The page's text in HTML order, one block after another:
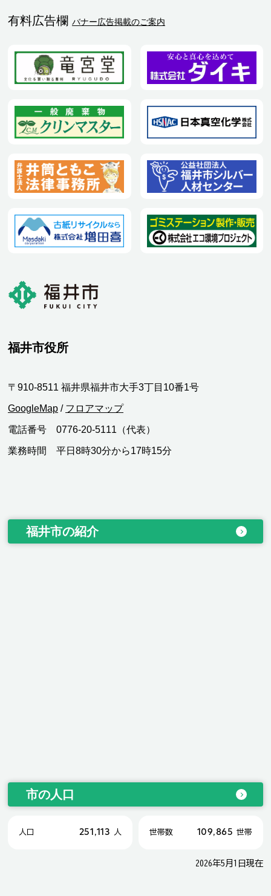
有料広告欄 バナー広告掲載のご案内
福井市役所
〒910-8511 福井県福井市大手3丁目10番1号
GoogleMap / フロアマップ
電話番号 0776-20-5111（代表）
業務時間 平日8時30分から17時15分
福井市の紹介
市の人口
人口 251,113 人 世帯数 109,865 世帯
2026年5月1日現在